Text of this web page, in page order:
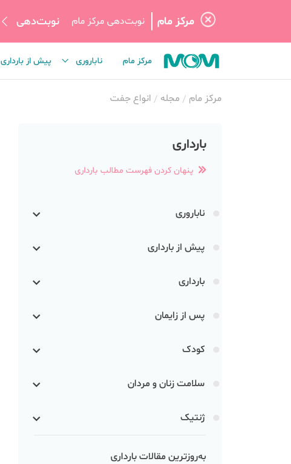
مرکز مام نوبت‌دهی مرکز مام نوبت‌دهی
مرکز مام ناباروری پیش از بارداری
مرکز مام مجله انواع جفت
بارداری
پنهان کردن فهرست مطالب بارداری
ناباروری
پیش از بارداری
بارداری
پس از زایمان
کودک
سلامت زنان و مردان
ژنتیک
به‌روزترین مقالات بارداری